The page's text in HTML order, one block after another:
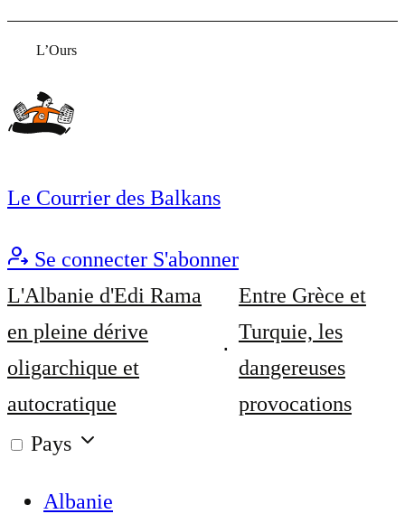
L’Ours
Le Courrier des Balkans
Se connecter S'abonner
L'Albanie d'Edi Rama
en pleine dérive
oligarchique et
autocratique
Entre Grèce et
Turquie, les
dangereuses
provocations
Pays
Albanie